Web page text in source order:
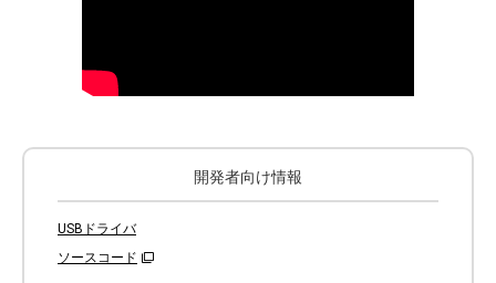
開発者向け情報
USBドライバ
ソースコード